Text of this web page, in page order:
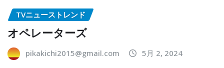
TVニューストレンド
オペレーターズ
pikakichi2015@gmail.com 5月 2, 2024